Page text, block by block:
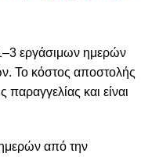
εργάσιμων ημερών
Το κόστος αποστολής
και είναι
από την